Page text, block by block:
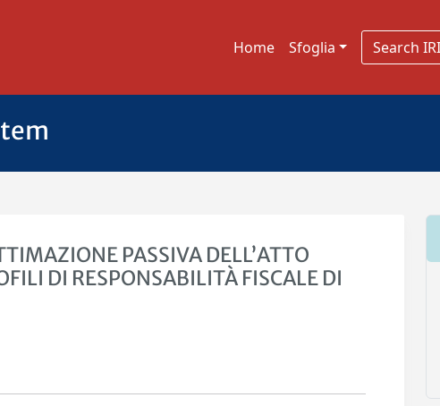
Home Sfoglia
PASSIVA DELL’ATTO
DI RESPONSABILITÀ FISCALE DI